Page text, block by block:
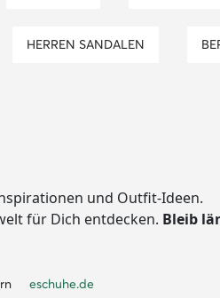
HERREN SANDALEN
und Outfit-Ideen.
für Dich entdecken. Bleib
eschuhe.de